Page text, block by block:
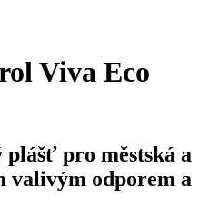
Viva Eco
pro městská a
valivým odporem a